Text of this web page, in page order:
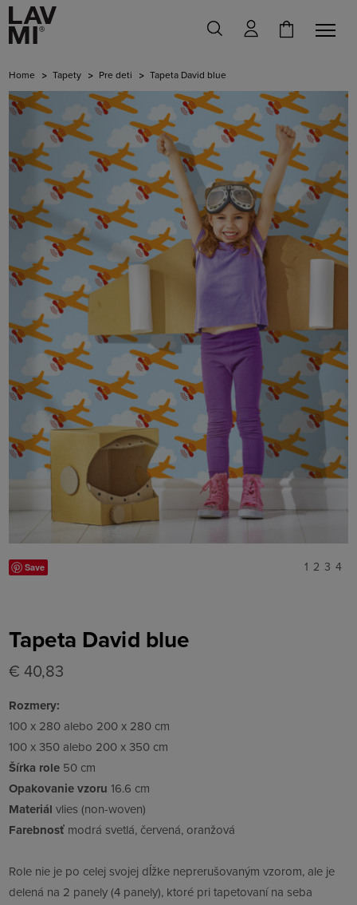
Home Tapety Pre deti Tapeta David blue
Save 1 2 3 4
Tapeta David blue
€ 40,83
Rozmery:
100 x 280 alebo 200 x 280 cm
100 x 350 alebo 200 x 350 cm
Šírka role 50 cm
Opakovanie vzoru 16.6 cm
Materiál vlies (non-woven)
Farebnosť modrá svetlá, červená, oranžová
Role nie je po celej svojej dĺžke neprerušovaným vzorom, ale je
delená na 2 panely (4 panely), ktoré pri tapetovaní na seba